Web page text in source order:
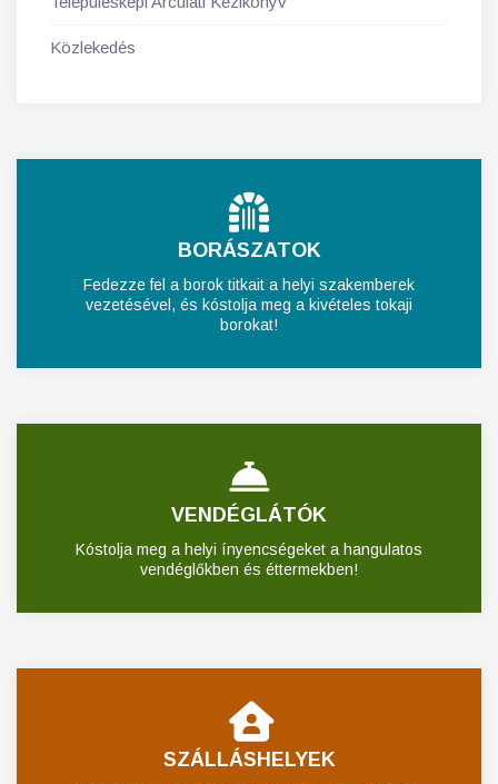
Közlekedés
BORÁSZATOK
Fedezze fel a borok titkait a helyi szakemberek
vezetésével, és kóstolja meg a kivételes tokaji
borokat!
VENDÉGLÁTÓK
Kóstolja meg a helyi ínyencségeket a hangulatos
vendéglőkben és éttermekben!
SZÁLLÁSHELYEK